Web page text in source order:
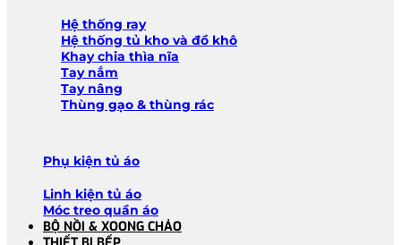
Hệ thống ray
Hệ thống tủ kho và đồ khô
Khay chia thìa nĩa
Tay nắm
Tay nâng
Thùng gạo & thùng rác
Phụ kiện tủ áo
Linh kiện tủ áo
Móc treo quần áo
BỘ NỒI & XOONG CHẢO